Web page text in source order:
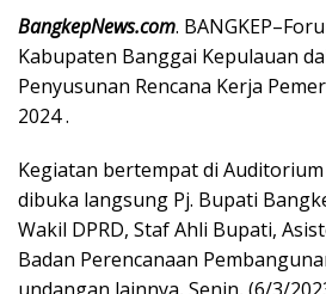
BangkepNews.com.
Kabupaten Banggai Kepulauan
Penyusunan Rencana Kerja
2024 .
Kegiatan bertempat di
dibuka langsung Pj. Bupati
Wakil DPRD, Staf Ahli Bupati,
Badan Perencanaan